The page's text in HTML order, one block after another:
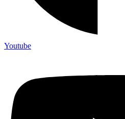
Youtube